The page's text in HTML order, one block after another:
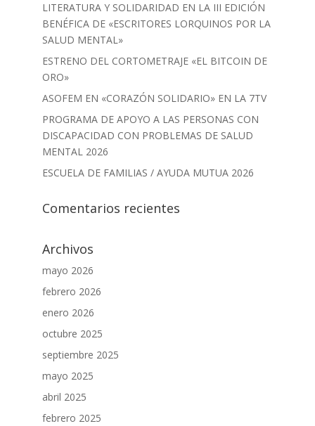
LITERATURA Y SOLIDARIDAD EN LA III EDICIÓN
BENÉFICA DE «ESCRITORES LORQUINOS POR LA
SALUD MENTAL»
ESTRENO DEL CORTOMETRAJE «EL BITCOIN DE
ORO»
ASOFEM EN «CORAZÓN SOLIDARIO» EN LA 7TV
PROGRAMA DE APOYO A LAS PERSONAS CON
DISCAPACIDAD CON PROBLEMAS DE SALUD
MENTAL 2026
ESCUELA DE FAMILIAS / AYUDA MUTUA 2026
Comentarios recientes
Archivos
mayo 2026
febrero 2026
enero 2026
octubre 2025
septiembre 2025
mayo 2025
abril 2025
febrero 2025